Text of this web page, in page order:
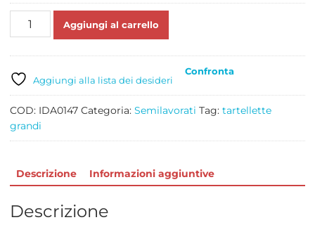
TARTELLETTA
100
quantità
Aggiungi al carrello
Aggiungi alla lista dei desideri
Confronta
COD: IDA0147 Categoria: Semilavorati Tag: tartellette
grandi
Descrizione Informazioni aggiuntive
Descrizione